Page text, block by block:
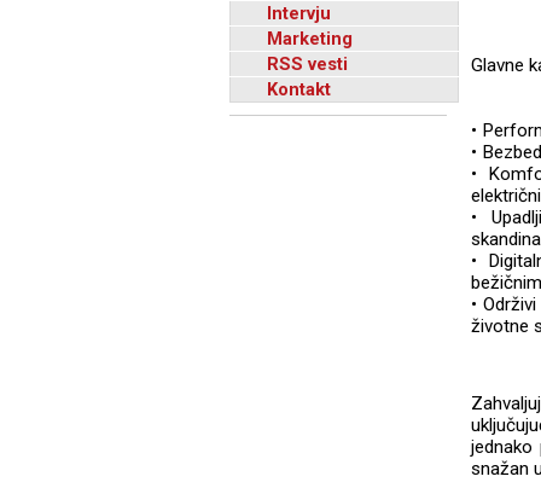
Intervju
Marketing
RSS vesti
Kontakt
Glavne
•
•
•
•
•
•
životne
snažan